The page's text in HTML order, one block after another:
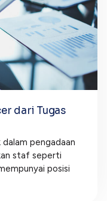
dari Tugas
pengadaan
staf seperti
posisi